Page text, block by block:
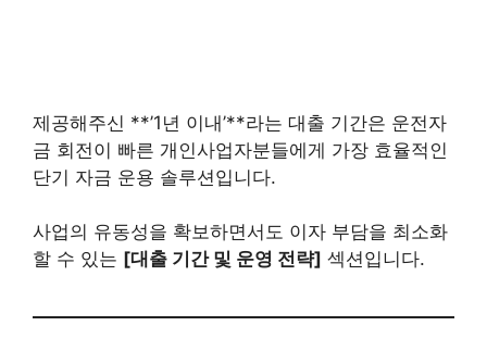
제공해주신 **’1년 이내’**라는 대출 기간은 운전자
금 회전이 빠른 개인사업자분들에게 가장 효율적인
단기 자금 운용 솔루션입니다.
사업의 유동성을 확보하면서도 이자 부담을 최소화
할 수 있는 [대출 기간 및 운영 전략] 섹션입니다.